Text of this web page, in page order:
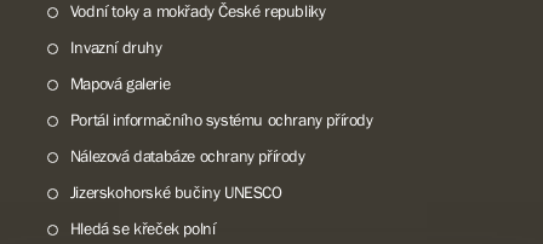
Vodní toky a mokřady České republiky
Invazní druhy
Mapová galerie
Portál informačního systému ochrany přírody
Nálezová databáze ochrany přírody
Jizerskohorské bučiny UNESCO
Hledá se křeček polní